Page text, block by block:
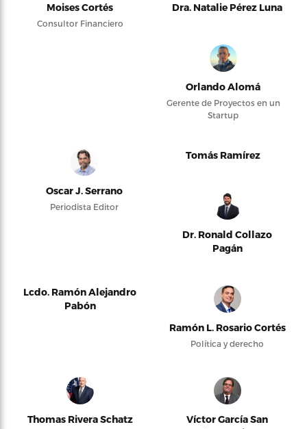
Moises Cortés
Consultor Financiero
Dra. Natalie Pérez Luna
Orlando Alomá
Gerente de Proyectos en un
Startup
Oscar J. Serrano
Periodista Editor
Tomás Ramírez
Dr. Ronald Collazo
Pagán
Lcdo. Ramón Alejandro
Pabón
Ramón L. Rosario Cortés
Política y derecho
Thomas Rivera Schatz
Víctor García San